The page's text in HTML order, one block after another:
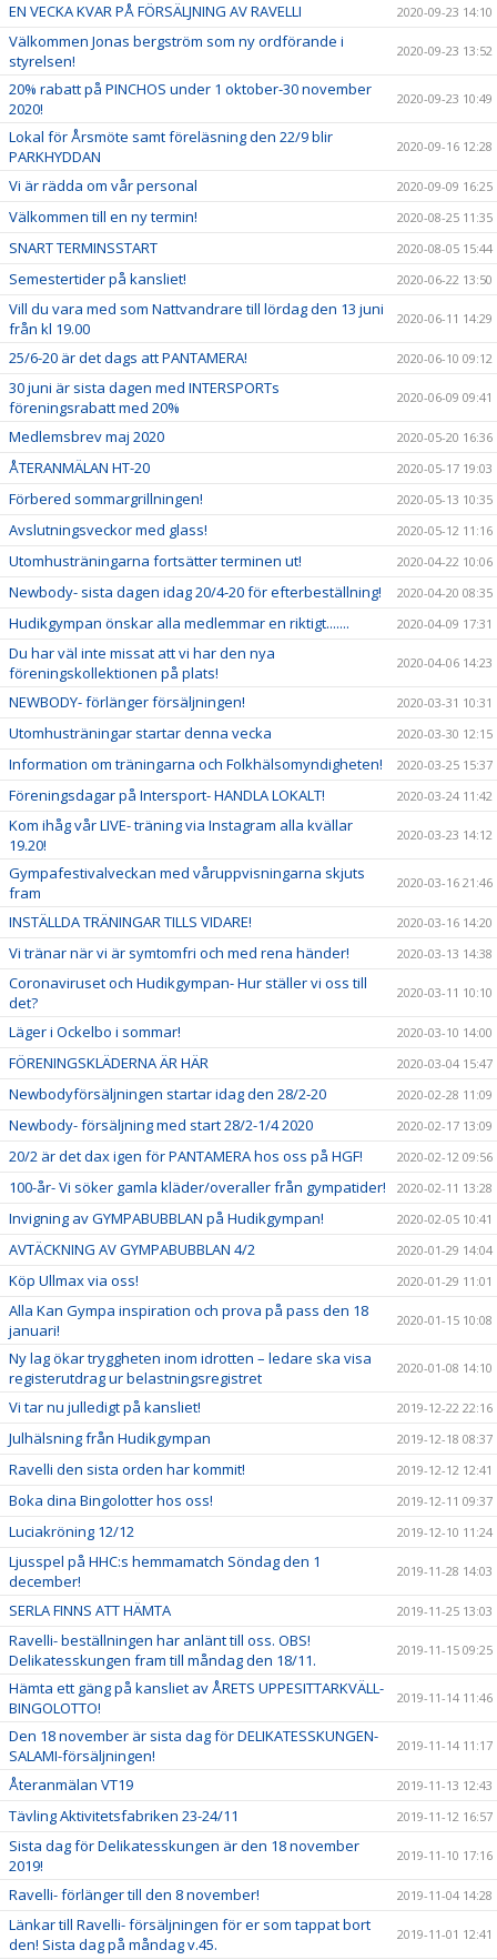
EN VECKA KVAR PÅ FÖRSÄLJNING AV RAVELLI 2020-09-23 14:10
Välkommen Jonas bergström som ny ordförande i
styrelsen!
2020-09-23 13:52
20% rabatt på PINCHOS under 1 oktober-30 november
2020!
2020-09-23 10:49
Lokal för Årsmöte samt föreläsning den 22/9 blir
PARKHYDDAN
2020-09-16 12:28
Vi är rädda om vår personal 2020-09-09 16:25
Välkommen till en ny termin! 2020-08-25 11:35
SNART TERMINSSTART 2020-08-05 15:44
Semestertider på kansliet! 2020-06-22 13:50
Vill du vara med som Nattvandrare till lördag den 13 juni
från kl 19.00
2020-06-11 14:29
25/6-20 är det dags att PANTAMERA! 2020-06-10 09:12
30 juni är sista dagen med INTERSPORTs
föreningsrabatt med 20%
2020-06-09 09:41
Medlemsbrev maj 2020 2020-05-20 16:36
ÅTERANMÄLAN HT-20 2020-05-17 19:03
Förbered sommargrillningen! 2020-05-13 10:35
Avslutningsveckor med glass! 2020-05-12 11:16
Utomhusträningarna fortsätter terminen ut! 2020-04-22 10:06
Newbody- sista dagen idag 20/4-20 för efterbeställning! 2020-04-20 08:35
Hudikgympan önskar alla medlemmar en riktigt....... 2020-04-09 17:31
Du har väl inte missat att vi har den nya
föreningskollektionen på plats!
2020-04-06 14:23
NEWBODY- förlänger försäljningen! 2020-03-31 10:31
Utomhusträningar startar denna vecka 2020-03-30 12:15
Information om träningarna och Folkhälsomyndigheten! 2020-03-25 15:37
Föreningsdagar på Intersport- HANDLA LOKALT! 2020-03-24 11:42
Kom ihåg vår LIVE- träning via Instagram alla kvällar
19.20!
2020-03-23 14:12
Gympafestivalveckan med våruppvisningarna skjuts
fram
2020-03-16 21:46
INSTÄLLDA TRÄNINGAR TILLS VIDARE! 2020-03-16 14:20
Vi tränar när vi är symtomfri och med rena händer! 2020-03-13 14:38
Coronaviruset och Hudikgympan- Hur ställer vi oss till
det?
2020-03-11 10:10
Läger i Ockelbo i sommar! 2020-03-10 14:00
FÖRENINGSKLÄDERNA ÄR HÄR 2020-03-04 15:47
Newbodyförsäljningen startar idag den 28/2-20 2020-02-28 11:09
Newbody- försäljning med start 28/2-1/4 2020 2020-02-17 13:09
20/2 är det dax igen för PANTAMERA hos oss på HGF! 2020-02-12 09:56
100-år- Vi söker gamla kläder/overaller från gympatider! 2020-02-11 13:28
Invigning av GYMPABUBBLAN på Hudikgympan! 2020-02-05 10:41
AVTÄCKNING AV GYMPABUBBLAN 4/2 2020-01-29 14:04
Köp Ullmax via oss! 2020-01-29 11:01
Alla Kan Gympa inspiration och prova på pass den 18
januari!
2020-01-15 10:08
Ny lag ökar tryggheten inom idrotten – ledare ska visa
registerutdrag ur belastningsregistret
2020-01-08 14:10
Vi tar nu julledigt på kansliet! 2019-12-22 22:16
Julhälsning från Hudikgympan 2019-12-18 08:37
Ravelli den sista orden har kommit! 2019-12-12 12:41
Boka dina Bingolotter hos oss! 2019-12-11 09:37
Luciakröning 12/12 2019-12-10 11:24
Ljusspel på HHC:s hemmamatch Söndag den 1
december!
2019-11-28 14:03
SERLA FINNS ATT HÄMTA 2019-11-25 13:03
Ravelli- beställningen har anlänt till oss. OBS!
Delikatesskungen fram till måndag den 18/11.
2019-11-15 09:25
Hämta ett gäng på kansliet av ÅRETS UPPESITTARKVÄLL-
BINGOLOTTO!
2019-11-14 11:46
Den 18 november är sista dag för DELIKATESSKUNGEN-
SALAMI-försäljningen!
2019-11-14 11:17
Återanmälan VT19 2019-11-13 12:43
Tävling Aktivitetsfabriken 23-24/11 2019-11-12 16:57
Sista dag för Delikatesskungen är den 18 november
2019!
2019-11-10 17:16
Ravelli- förlänger till den 8 november! 2019-11-04 14:28
Länkar till Ravelli- försäljningen för er som tappat bort
den! Sista dag på måndag v.45.
2019-11-01 12:41